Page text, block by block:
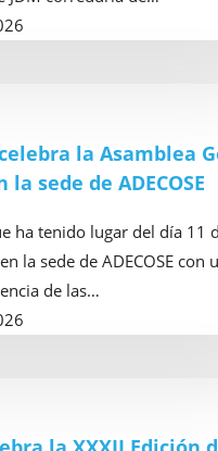
celebra la Asamblea
sede de ADECOSE
ha tenido lugar del día 11
la sede de ADECOSE con
de las…